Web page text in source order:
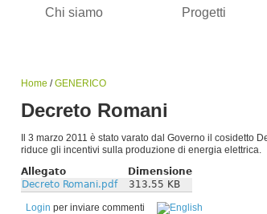
Chi siamo Progetti
Home /GENERICO
Decreto Romani
Il 3 marzo 2011 è stato varato dal Governo il cosidetto
riduce gli incentivi sulla produzione di energia elettrica.
Allegato
Dimensione
Decreto Romani.pdf
313.55 KB
Login per inviare commenti